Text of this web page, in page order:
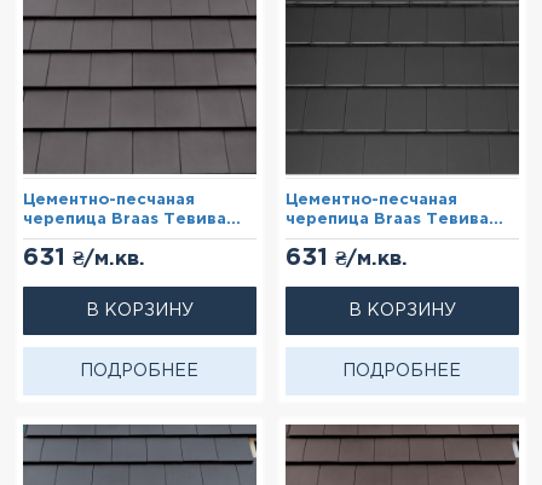
Цементно-песчаная
черепица Braas Тевива
Графит
631 ₴/м.кв.
В КОРЗИНУ
ПОДРОБНЕЕ
Цементно-песчаная
черепица Braas Тевива
Черный
631 ₴/м.кв.
В КОРЗИНУ
ПОДРОБНЕЕ